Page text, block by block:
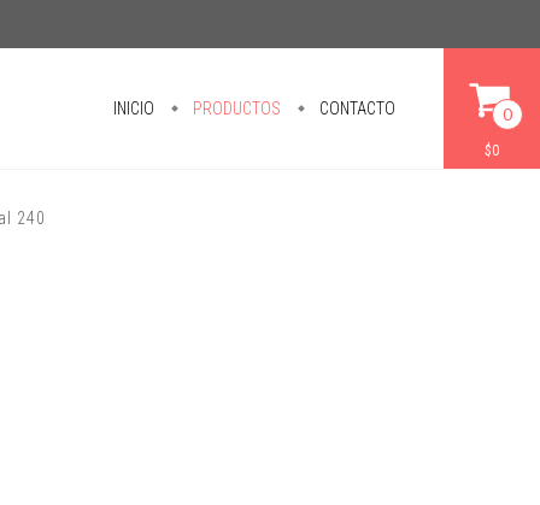
INICIO PRODUCTOS CONTACTO 0
$0
240